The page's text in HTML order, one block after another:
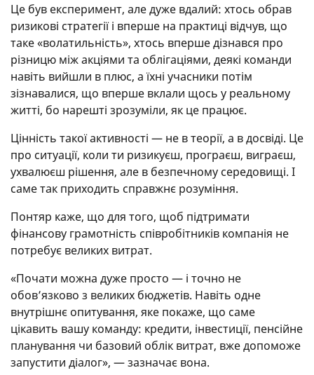
Це був експеримент, але дуже вдалий: хтось обрав
ризикові стратегії і вперше на практиці відчув, що
таке «волатильність», хтось вперше дізнався про
різницю між акціями та облігаціями, деякі команди
навіть вийшли в плюс, а їхні учасники потім
зізнавалися, що вперше вклали щось у реальному
житті, бо нарешті зрозуміли, як це працює.
Цінність такої активності — не в теорії, а в досвіді. Це
про ситуації, коли ти ризикуєш, програєш, виграєш,
ухвалюєш рішення, але в безпечному середовищі. І
саме так приходить справжнє розуміння.
Понтяр каже, що для того, щоб підтримати
фінансову грамотність співробітників компанія не
потребує великих витрат.
«Почати можна дуже просто — і точно не
обов’язково з великих бюджетів. Навіть одне
внутрішнє опитування, яке покаже, що саме
цікавить вашу команду: кредити, інвестиції, пенсійне
планування чи базовий облік витрат, вже допоможе
запустити діалог», — зазначає вона.